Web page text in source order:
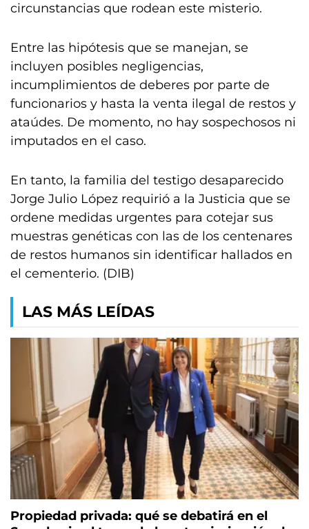
circunstancias que rodean este misterio.
Entre las hipótesis que se manejan, se
incluyen posibles negligencias,
incumplimientos de deberes por parte de
funcionarios y hasta la venta ilegal de restos y
ataúdes. De momento, no hay sospechosos ni
imputados en el caso.
En tanto, la familia del testigo desaparecido
Jorge Julio López requirió a la Justicia que se
ordene medidas urgentes para cotejar sus
muestras genéticas con las de los centenares
de restos humanos sin identificar hallados en
el cementerio. (DIB)
LAS MÁS LEÍDAS
Propiedad privada: qué se debatirá en el